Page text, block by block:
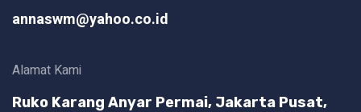
annaswm@yahoo.co.id
Alamat Kami
Ruko Karang Anyar Permai, Jakarta Pusat,